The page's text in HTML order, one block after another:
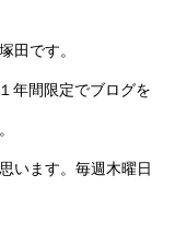
田です。
年間限定でブログを
います。毎週木曜日